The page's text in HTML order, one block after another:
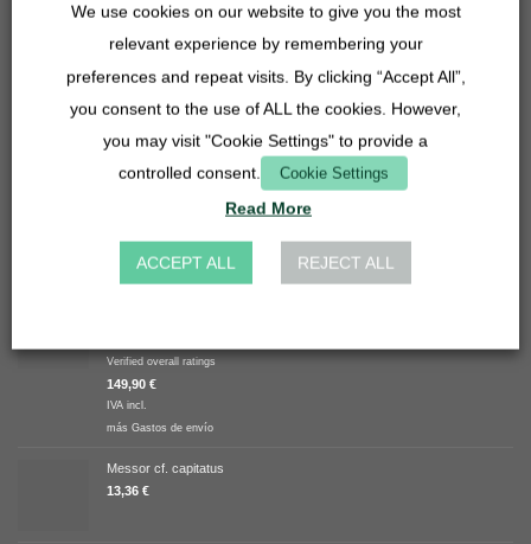
Conector de manguera de lavabo 27mm - 14, 16, 20 mm -
4,90€
IVA incl.
Inserto de rejilla - 27mm - acero inoxidable
IVA incl.
Valorado
con5.00
de 5
Verified overall ratings
149,90 €
IVA incl.
más Gastos de envío
Messor cf. capitatus
13,36 €
We use cookies on our website to give you the most
relevant experience by remembering your
preferences and repeat visits. By clicking “Accept All”,
you consent to the use of ALL the cookies. However,
you may visit "Cookie Settings" to provide a
controlled consent.
Cookie Settings
Read More
ACCEPT ALL REJECT ALL